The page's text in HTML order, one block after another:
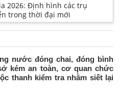
2026: Định hình các trụ
trong thời đại mới
nước đóng chai, đóng bình
kém an toàn, cơ quan chức
thanh kiểm tra nhằm siết lại